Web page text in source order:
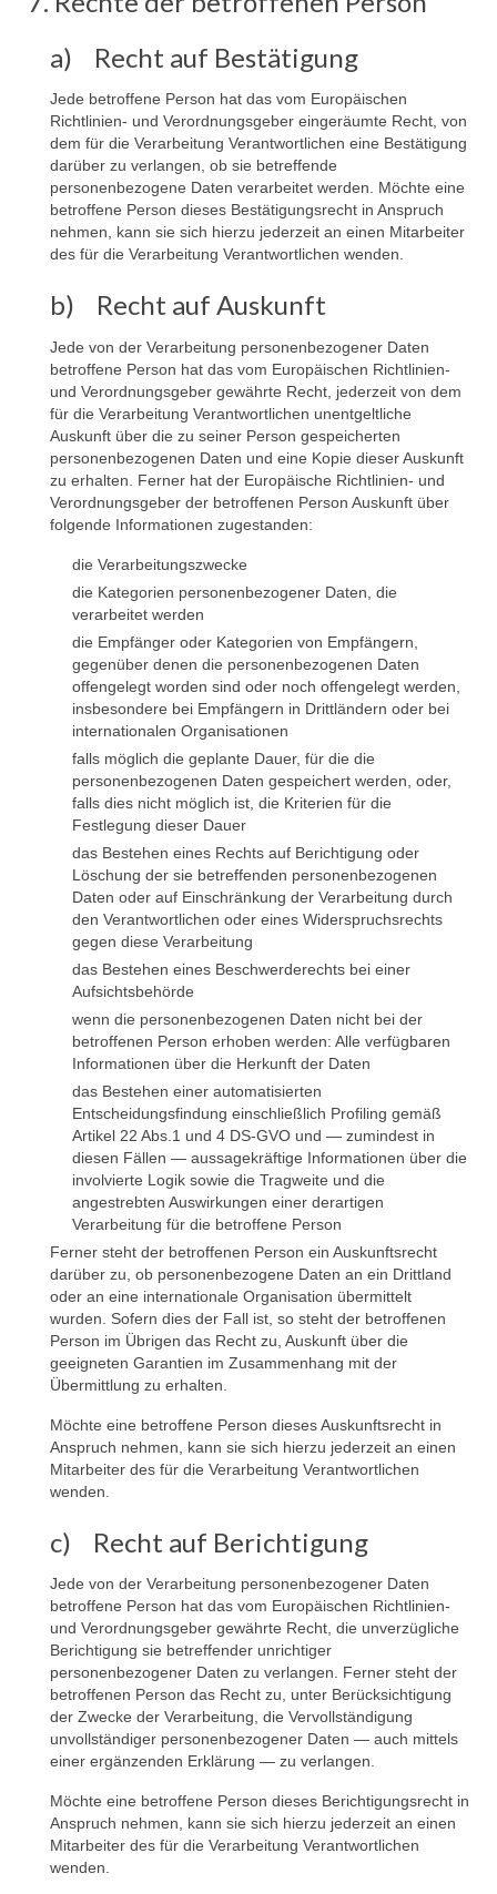
a) Recht auf Bestätigung
Jede betroffene Person hat das vom Europäischen
Richtlinien- und Verordnungsgeber eingeräumte Recht, von
dem für die Verarbeitung Verantwortlichen eine Bestätigung
darüber zu verlangen, ob sie betreffende
personenbezogene Daten verarbeitet werden. Möchte eine
betroffene Person dieses Bestätigungsrecht in Anspruch
nehmen, kann sie sich hierzu jederzeit an einen Mitarbeiter
des für die Verarbeitung Verantwortlichen wenden.
b) Recht auf Auskunft
Jede von der Verarbeitung personenbezogener Daten
betroffene Person hat das vom Europäischen Richtlinien-
und Verordnungsgeber gewährte Recht, jederzeit von dem
für die Verarbeitung Verantwortlichen unentgeltliche
Auskunft über die zu seiner Person gespeicherten
personenbezogenen Daten und eine Kopie dieser Auskunft
zu erhalten. Ferner hat der Europäische Richtlinien- und
Verordnungsgeber der betroffenen Person Auskunft über
folgende Informationen zugestanden:
die Verarbeitungszwecke
die Kategorien personenbezogener Daten, die
verarbeitet werden
die Empfänger oder Kategorien von Empfängern,
gegenüber denen die personenbezogenen Daten
offengelegt worden sind oder noch offengelegt werden,
insbesondere bei Empfängern in Drittländern oder bei
internationalen Organisationen
falls möglich die geplante Dauer, für die die
personenbezogenen Daten gespeichert werden, oder,
falls dies nicht möglich ist, die Kriterien für die
Festlegung dieser Dauer
das Bestehen eines Rechts auf Berichtigung oder
Löschung der sie betreffenden personenbezogenen
Daten oder auf Einschränkung der Verarbeitung durch
den Verantwortlichen oder eines Widerspruchsrechts
gegen diese Verarbeitung
das Bestehen eines Beschwerderechts bei einer
Aufsichtsbehörde
wenn die personenbezogenen Daten nicht bei der
betroffenen Person erhoben werden: Alle verfügbaren
Informationen über die Herkunft der Daten
das Bestehen einer automatisierten
Entscheidungsfindung einschließlich Profiling gemäß
Artikel 22 Abs.1 und 4 DS-GVO und — zumindest in
diesen Fällen — aussagekräftige Informationen über die
involvierte Logik sowie die Tragweite und die
angestrebten Auswirkungen einer derartigen
Verarbeitung für die betroffene Person
Ferner steht der betroffenen Person ein Auskunftsrecht
darüber zu, ob personenbezogene Daten an ein Drittland
oder an eine internationale Organisation übermittelt
wurden. Sofern dies der Fall ist, so steht der betroffenen
Person im Übrigen das Recht zu, Auskunft über die
geeigneten Garantien im Zusammenhang mit der
Übermittlung zu erhalten.
Möchte eine betroffene Person dieses Auskunftsrecht in
Anspruch nehmen, kann sie sich hierzu jederzeit an einen
Mitarbeiter des für die Verarbeitung Verantwortlichen
wenden.
c) Recht auf Berichtigung
Jede von der Verarbeitung personenbezogener Daten
betroffene Person hat das vom Europäischen Richtlinien-
und Verordnungsgeber gewährte Recht, die unverzügliche
Berichtigung sie betreffender unrichtiger
personenbezogener Daten zu verlangen. Ferner steht der
betroffenen Person das Recht zu, unter Berücksichtigung
der Zwecke der Verarbeitung, die Vervollständigung
unvollständiger personenbezogener Daten — auch mittels
einer ergänzenden Erklärung — zu verlangen.
Möchte eine betroffene Person dieses Berichtigungsrecht in
Anspruch nehmen, kann sie sich hierzu jederzeit an einen
Mitarbeiter des für die Verarbeitung Verantwortlichen
wenden.